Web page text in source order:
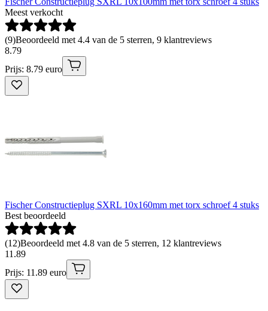
Meest verkocht
(9)Beoordeeld met 4.4 van de 5 sterren, 9 klantreviews
8.79
Prijs: 8.79 euro
Fischer Constructieplug SXRL 10x160mm met torx schroef 4 stuks
Best beoordeeld
(12)Beoordeeld met 4.8 van de 5 sterren, 12 klantreviews
11 .89
Prijs: 11.89 euro